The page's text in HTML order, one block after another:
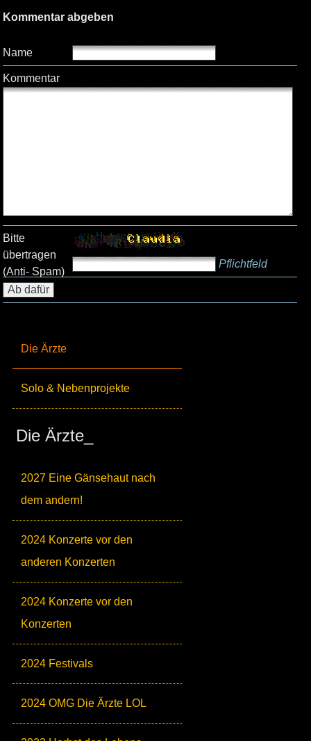
Die Ärzte
Solo & Nebenprojekte
Die Ärzte_
2027 Eine Gänsehaut nach
dem andern!
2024 Konzerte vor den
anderen Konzerten
2024 Konzerte vor den
Konzerten
2024 Festivals
2024 OMG Die Ärzte LOL
Kommentar abgeben
Name
Kommentar
Bitte
übertragen
(Anti- Spam)
Pflichtfeld